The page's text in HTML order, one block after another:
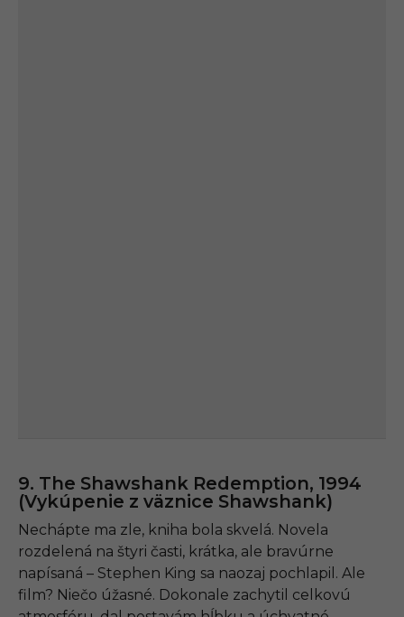
9. The Shawshank Redemption, 1994
(Vykúpenie z väznice Shawshank)
Nechápte ma zle, kniha bola skvelá. Novela
rozdelená na štyri časti, krátka, ale bravúrne
napísaná – Stephen King sa naozaj pochlapil. Ale
film? Niečo úžasné. Dokonale zachytil celkovú